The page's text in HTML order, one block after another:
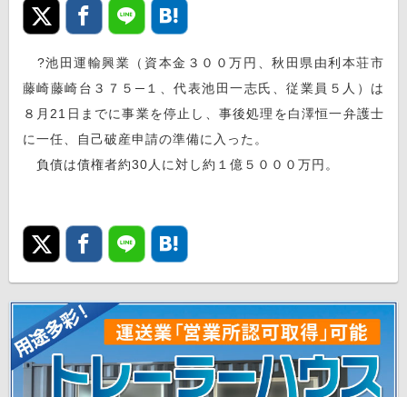
?池田運輸興業（資本金３００万円、秋田県由利本荘市
藤崎藤崎台３７５─１、代表池田一志氏、従業員５人）は
８月21日までに事業を停止し、事後処理を白澤恒一弁護士
に一任、自己破産申請の準備に入った。
負債は債権者約30人に対し約１億５０００万円。